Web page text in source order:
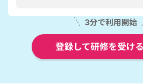
3分で利用開始
登録して研修を受ける